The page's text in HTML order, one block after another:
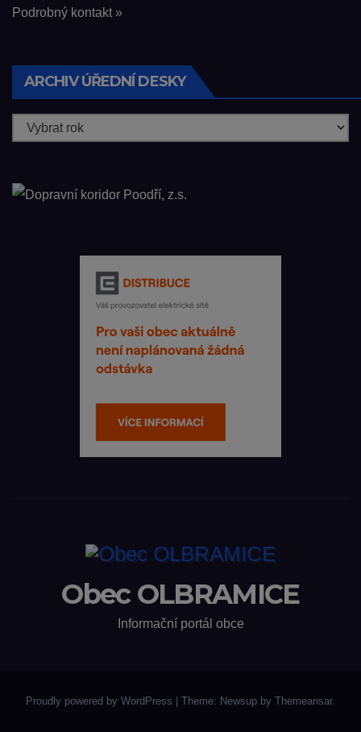
Podrobný kontakt »
ARCHIV ÚŘEDNÍ DESKY
Obec OLBRAMICE
Informační portál obce
Proudly powered by WordPress Theme: Newsup by Themeansar.